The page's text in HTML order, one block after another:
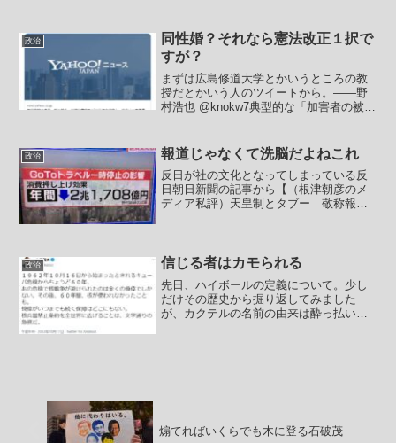
が未着手】(2024/11/13 沖縄タイムス)＞
比地地区...
政治
同性婚？それなら憲法改正１択で
すが？
まずは広島修道大学とかいうところの教
授だとかいう人のツイートから。――野
村浩也 @knokw7典型的な「加害者の被害
つもない。では、なぜ「侵略してくる敵
国」と思うのか。...
政治 報道じゃなくて洗脳だよねこれ
反日が社の文化となってしまっている反
日朝日新聞の記事から【（根津朝彦のメ
ディア私評）天皇制とタブー 敬称報
道は盛んだ。しかし天皇の戦...
政治 信じる者はカモられる
先日、ハイボールの定義について。少し
だけその歴史から掘り返してみました
が、カクテルの名前の由来は酔っ払いの
煽てればいくらでも木に登る石破茂